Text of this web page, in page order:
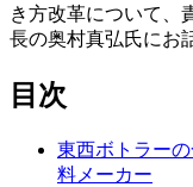
き方改革について、
長の奥村真弘氏にお
目次
東西ボトラー
料メーカー